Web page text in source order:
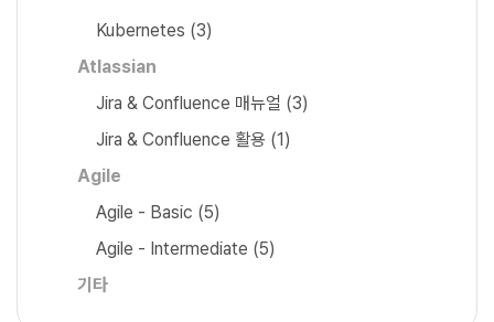
Kubernetes (3)
Atlassian
Jira & Confluence 매뉴얼 (3)
Jira & Confluence 활용 (1)
Agile
Agile - Basic (5)
Agile - Intermediate (5)
기타